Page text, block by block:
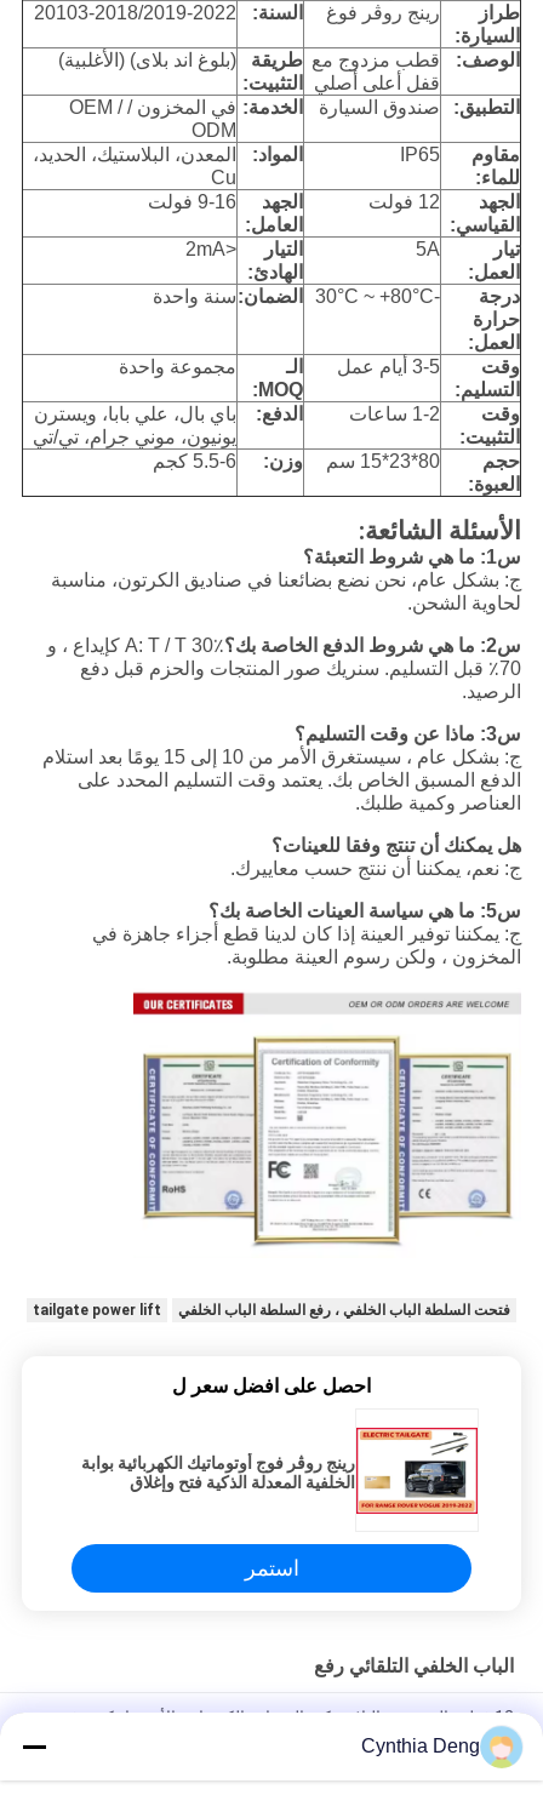
طراز
السيارة:
رينج روڤر فوغ السنة: 20103-2018/2019-2022
الوصف:
قطب مزدوج مع
قفل أعلى أصلي
طريقة
التثبيت:
(بلوغ اند بلاى) (الأغلبية)
التطبيق: صندوق السيارة الخدمة:
في المخزون / OEM /
ODM
مقاوم
للماء:
IP65 المواد:
المعدن، البلاستيك، الحديد،
Cu
الجهد
القياسي:
12 فولت
الجهد
العامل:
9-16 فولت
تيار
العمل:
5A
التيار
الهادئ:
<2mA
درجة
حرارة
العمل:
-30°C ~ +80°C الضمان:سنة واحدة
وقت
التسليم:
3-5 أيام عمل
الـ
MOQ:
مجموعة واحدة
وقت
التثبيت:
1-2 ساعات الدفع:
باي بال، علي بابا، ويسترن
يونيون، موني جرام، تي/تي
حجم
العبوة:
80*23*15 سم وزن: 5.5-6 كجم
الأسئلة الشائعة:
س1: ما هي شروط التعبئة؟
ج: بشكل عام، نحن نضع بضائعنا في صناديق الكرتون، مناسبة
لحاوية الشحن.
س2: ما هي شروط الدفع الخاصة بك؟
A: T / T 30٪ كإيداع ، و
70٪ قبل التسليم. سنريك صور المنتجات والحزم قبل دفع
الرصيد.
س3: ماذا عن وقت التسليم؟
ج: بشكل عام ، سيستغرق الأمر من 10 إلى 15 يومًا بعد استلام
الدفع المسبق الخاص بك. يعتمد وقت التسليم المحدد على
العناصر وكمية طلبك.
هل يمكنك أن تنتج وفقا للعينات؟
ج: نعم، يمكننا أن ننتج حسب معاييرك.
س5: ما هي سياسة العينات الخاصة بك؟
ج: يمكننا توفير العينة إذا كان لدينا قطع أجزاء جاهزة في
المخزون ، ولكن رسوم العينة مطلوبة.
فتحت السلطة الباب الخلفي ، رفع السلطة الباب الخلفي tailgate power lift
احصل على افضل سعر ل
رينج روڤر فوج أوتوماتيك الكهربائية بوابة
الخلفية المعدلة الذكية فتح وإغلاق
استمر
الباب الخلفي التلقائي رفع
12 فولت المعدنية والبلاستيكية الممتازة الكهربائية الأوتوماتيكية رفع
الباب الخلفي مع جهاز استشعار ركل اختياري لتويوتا فرونتلاندر
تحديث صندوق السيارة طاقة فتحة رفع صندوق السيارة لتويوتا تاون Ace
Cynthia Deng